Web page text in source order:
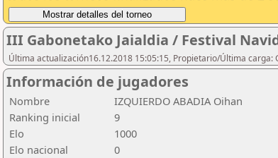
III Gabonetako Jaialdia / Festival
Última actualización16.12.2018 15:05:15, Propietario/Última carga:
Información de jugadores
Nombre
IZQUIERDO ABADIA Oihan
Ranking inicial
9
Elo
1000
Elo nacional
0